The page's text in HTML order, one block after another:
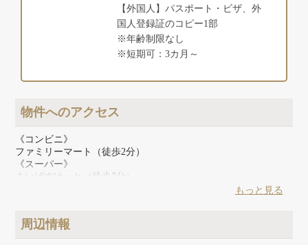
【外国人】パスポート・ビザ、外
国人登録証のコピー1部
※年齢制限なし
※短期可：3カ月～
物件へのアクセス
《コンビニ》
ファミリーマート（徒歩2分）
《スーパー》
まいばすけっと（徒歩7分）
図書館（徒歩10分）、郵便局（徒歩7分）、銀行（徒歩5分）
もっと見る
周辺情報